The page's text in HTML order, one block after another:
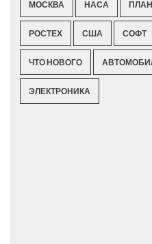
МОСКВА НАСА
РОСТЕХ США СОФТ
ЧТО НОВОГО
ЭЛЕКТРОНИКА